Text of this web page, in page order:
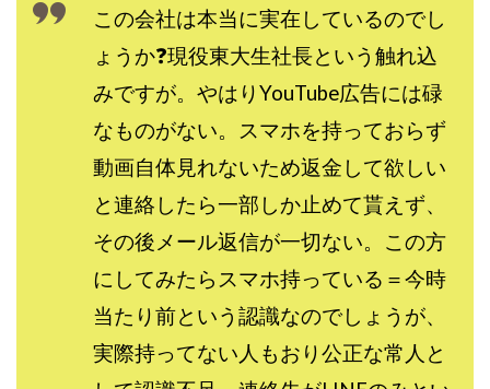
この会社は本当に実在しているのでし
ょうか❓現役東大生社長という触れ込
みですが。やはりYouTube広告には碌
なものがない。スマホを持っておらず
動画自体見れないため返金して欲しい
と連絡したら一部しか止めて貰えず、
その後メール返信が一切ない。この方
にしてみたらスマホ持っている＝今時
当たり前という認識なのでしょうが、
実際持ってない人もおり公正な常人と
会社名 合同会社paradiz
佐竹 良平
佐藤俊幸
二宮瑛士
三宅常雄
三浦健一 上原真琴
上山 大利
下田隆
世界一カンタンなFXの稼ぎ方
中原 徹
中尾龍
中悠太 丸山 徹 中本英
中村 邦明
中村健吾
中村友也 中村洸一
中村陽
中田光治
中谷司 中野
中野 友貴
中野愛望
佐藤由規
佐藤隆司
一般財団法人日本投資家育成機構
合同会社Artemis
動画を見て報酬GET(ゲット)
千葉雄介